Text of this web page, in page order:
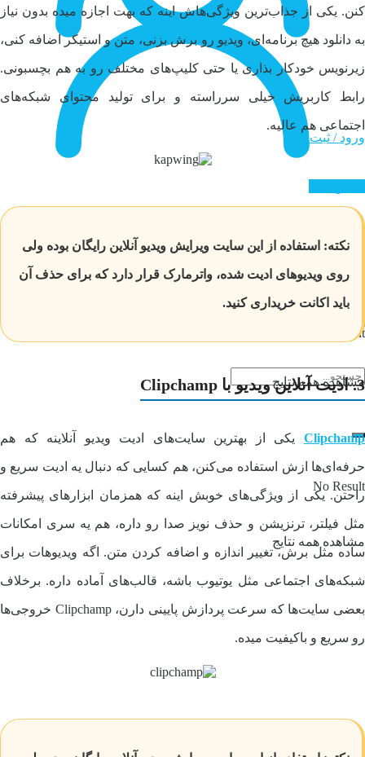
No Result
مشاهده همه نتایج
ورود / ثبت‌نام
No Result
مشاهده همه نتایج
کنن. یکی از جذاب‌ترین ویژگی‌هاش اینه که بهت اجازه میده بدون نیاز
به دانلود هیچ برنامه‌ای، ویدیو رو برش بزنی، متن و استیکر اضافه کنی،
زیرنویس خودکار بذاری یا حتی کلیپ‌های مختلف رو به هم بچسبونی.
رابط کاربریش خیلی سرراسته و برای تولید محتوای شبکه‌های
اجتماعی هم عالیه.
نکته: استفاده از این سایت ویرایش ویدیو آنلاین رایگان بوده ولی
روی ویدیوهای ادیت شده، واترمارک قرار دارد که برای حذف آن
باید اکانت خریداری کنید.
3. ادیت آنلاین ویدیو با Clipchamp
Clipchamp یکی از بهترین سایت‌های ادیت ویدیو آنلاینه که هم
حرفه‌ای‌ها ازش استفاده می‌کنن، هم کسایی که دنبال یه ادیت سریع و
راحتن. یکی از ویژگی‌های خوبش اینه که همزمان ابزارهای پیشرفته
مثل فیلتر، ترنزیشن و حذف نویز صدا رو داره، هم یه سری امکانات
ساده مثل برش، تغییر اندازه و اضافه کردن متن. اگه ویدیوهات برای
شبکه‌های اجتماعی مثل یوتیوب باشه، قالب‌های آماده داره. برخلاف
بعضی سایت‌ها که سرعت پردازش پایینی دارن، Clipchamp خروجی‌ها
رو سریع و باکیفیت میده.